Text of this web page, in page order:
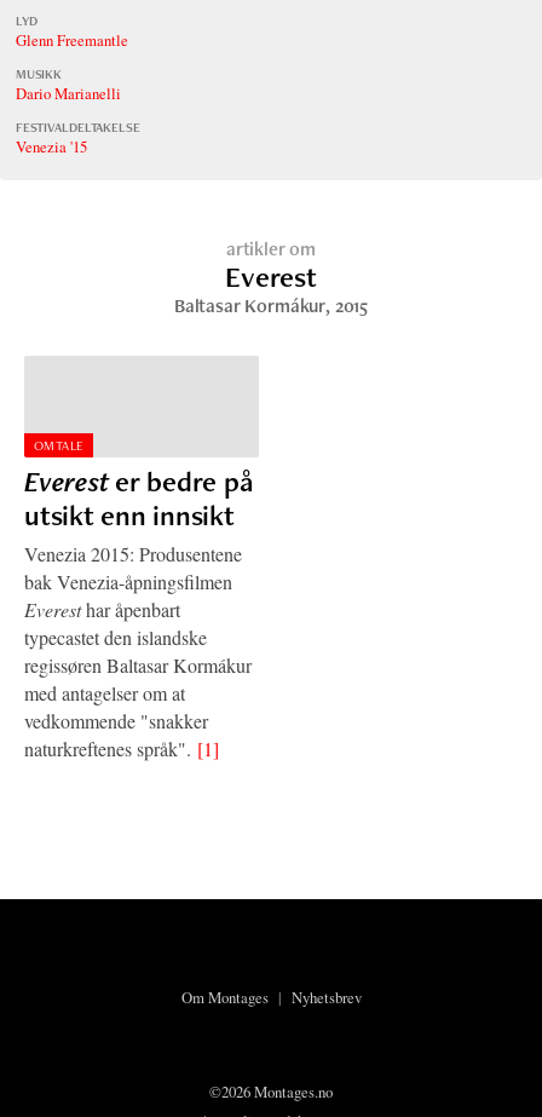
LYD
Glenn Freemantle
MUSIKK
Dario Marianelli
FESTIVALDELTAKELSE
Venezia '15
artikler om
Everest
Baltasar Kormákur, 2015
OMTALE
Everester bedre på
utsikt enn innsikt
Venezia 2015: Produsentene
bak Venezia-åpningsfilmen
Everesthar åpenbart
typecastet den islandske
regissøren Baltasar Kormákur
med antagelser om at
vedkommende "snakker
naturkreftenes språk". [1]
Om Montages| Nyhetsbrev
©2026 Montages.no